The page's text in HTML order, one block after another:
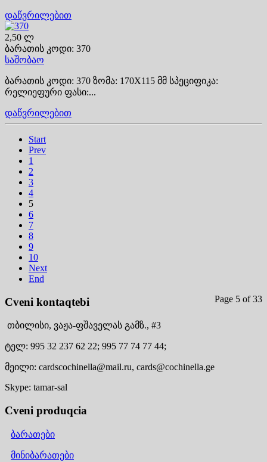
დაწვრილებით
2,50 ლ
ბარათის კოდი: 370
საშობაო
ბარათის კოდი: 370 ზომა: 170X115 მმ სპეციფიკა:
რელიეფური ფასი:...
დაწვრილებით
Start
Prev
1
2
3
4
5
6
7
8
9
10
Next
End
Page 5 of 33
Cveni kontaqtebi
თბილისი, ვაჟა-ფშაველას გამზ., #3
ტელ: 995 32 237 62 22; 995 77 74 77 44;
მეილი: cardscochinella@mail.ru, cards@cochinella.ge
Skype: tamar-sal
Cveni produqcia
ბარათები
მინიბარათები